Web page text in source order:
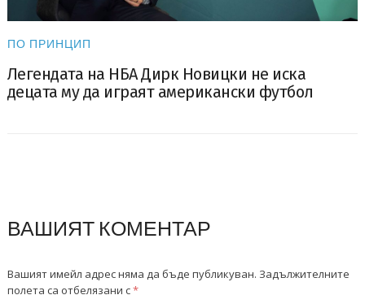
ПО ПРИНЦИП
Легендата на НБА Дирк Новицки не иска
децата му да играят американски футбол
ВАШИЯТ КОМЕНТАР
Вашият имейл адрес няма да бъде публикуван. Задължителните
полета са отбелязани с*